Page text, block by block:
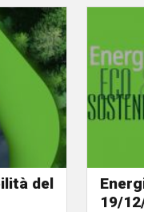
del
19/